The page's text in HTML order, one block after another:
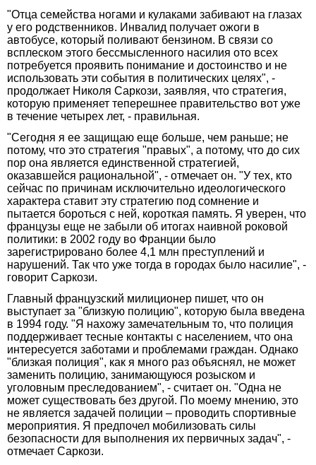
"Отца семейства ногами и кулаками забивают на глазах
у его родственников. Инвалид получает ожоги в
автобусе, который поливают бензином. В связи со
всплеском этого бессмысленного насилия ото всех
потребуется проявить понимание и достоинство и не
использовать эти события в политических целях", -
продолжает Николя Саркози, заявляя, что стратегия,
которую применяет теперешнее правительство вот уже
в течение четырех лет, - правильная.
"Сегодня я ее защищаю еще больше, чем раньше; не
потому, что это стратегия "правых", а потому, что до сих
пор она является единственной стратегией,
оказавшейся рациональной", - отмечает он. "У тех, кто
сейчас по причинам исключительно идеологического
характера ставит эту стратегию под сомнение и
пытается бороться с ней, короткая память. Я уверен, что
французы еще не забыли об итогах наивной роковой
политики: в 2002 году во Франции было
зарегистрировано более 4,1 млн преступлений и
нарушений. Так что уже тогда в городах было насилие", -
говорит Саркози.
Главный французский милиционер пишет, что он
выступает за "близкую полицию", которую была введена
в 1994 году. "Я нахожу замечательным то, что полиция
поддерживает тесные контакты с населением, что она
интересуется заботами и проблемами граждан. Однако
"близкая полиция", как я много раз объяснял, не может
заменить полицию, занимающуюся розыском и
уголовным преследованием", - считает он. "Одна не
может существовать без другой. По моему мнению, это
не является задачей полиции – проводить спортивные
мероприятия. Я предпочел мобилизовать силы
безопасности для выполнения их первичных задач", -
отмечает Саркози.